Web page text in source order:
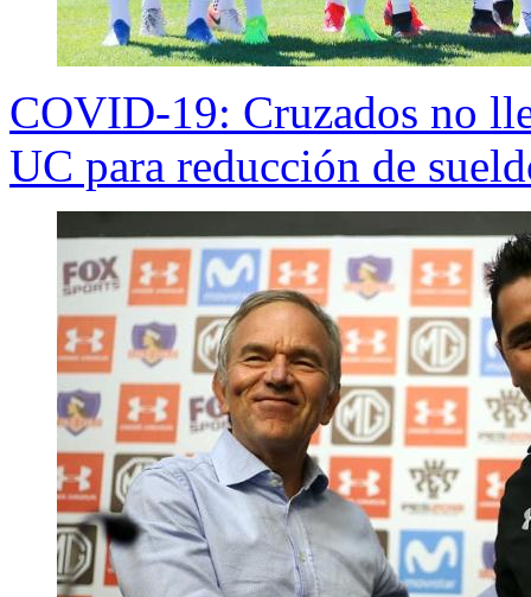
COVID-19: Cruzados no
UC para reducción de